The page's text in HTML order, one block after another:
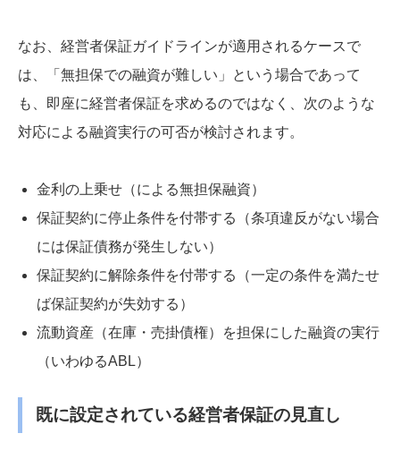
なお、経営者保証ガイドラインが適用されるケースで
は、「無担保での融資が難しい」という場合であって
も、即座に経営者保証を求めるのではなく、次のような
対応による融資実行の可否が検討されます。
金利の上乗せ（による無担保融資）
保証契約に停止条件を付帯する（条項違反がない場合
には保証債務が発生しない）
保証契約に解除条件を付帯する（一定の条件を満たせ
ば保証契約が失効する）
流動資産（在庫・売掛債権）を担保にした融資の実行
（いわゆるABL）
既に設定されている経営者保証の見直し